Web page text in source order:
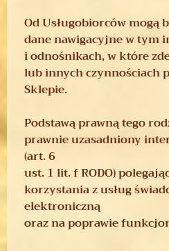
Od Usługobiorców mogą
dane nawigacyjne w tym
i odnośnikach, w które
lub innych czynnościach
Sklepie.
Podstawą prawną tego
prawnie uzasadniony
(art. 6
ust. 1 lit. f RODO)
korzystania z usług
elektroniczną
oraz na poprawie